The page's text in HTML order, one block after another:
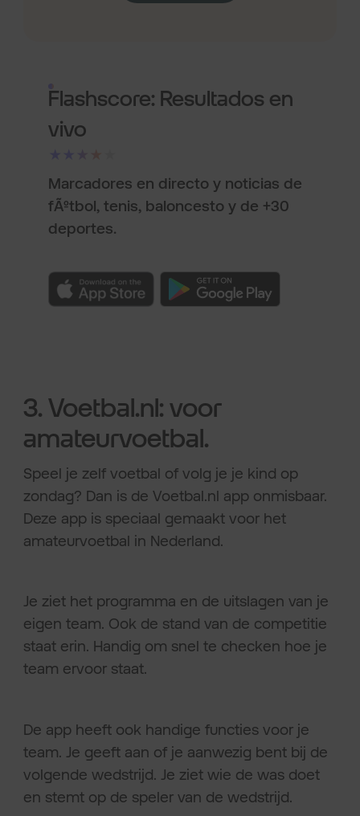
Flashscore: Resultados en
vivo
Marcadores en directo y noticias de
fÃºtbol, tenis, baloncesto y de +30
deportes.
3. Voetbal.nl: voor
amateurvoetbal.
Speel je zelf voetbal of volg je je kind op
zondag? Dan is de Voetbal.nl app onmisbaar.
Deze app is speciaal gemaakt voor het
amateurvoetbal in Nederland.
Je ziet het programma en de uitslagen van je
eigen team. Ook de stand van de competitie
staat erin. Handig om snel te checken hoe je
team ervoor staat.
De app heeft ook handige functies voor je
team. Je geeft aan of je aanwezig bent bij de
volgende wedstrijd. Je ziet wie de was doet
en stemt op de speler van de wedstrijd.